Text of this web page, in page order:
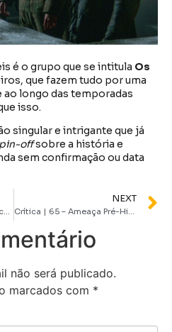
é o grupo que se intitula Os
que fazem tudo por uma
ao longo das temporadas
isso.
singular e intrigante que já
offsobre a história e
sem confirmação ou data
NEXT
Crítica | 65 – Ameaça Pré-Histórica é uma bagunça narrativa vazia e sem propósito
não será publicado.
marcados com *